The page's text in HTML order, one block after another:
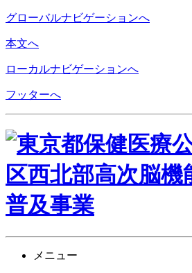
グローバルナビゲーションへ
本文へ
ローカルナビゲーションへ
フッターへ
メニュー